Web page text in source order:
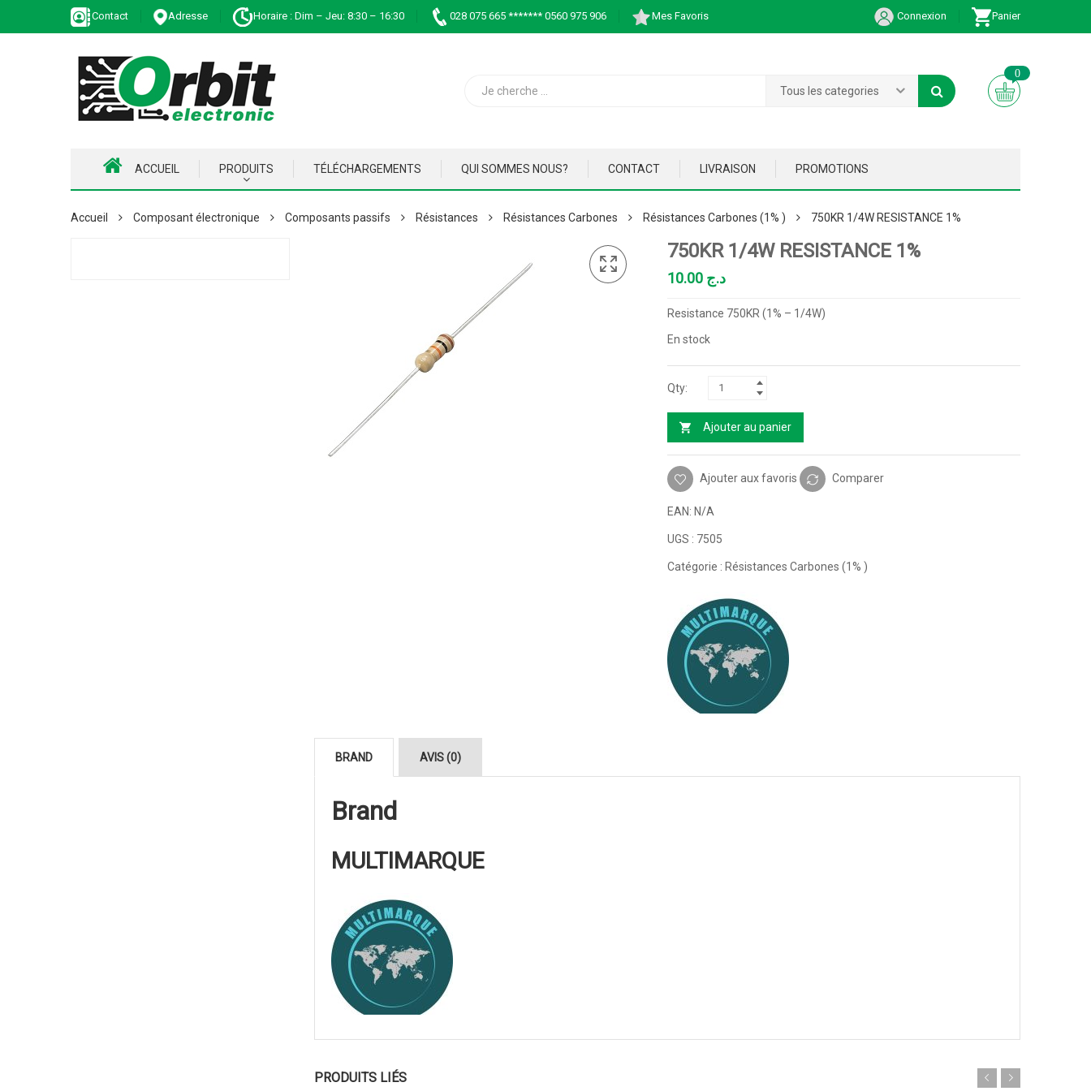
Contact Adresse Horaire : Dim – Jeu: 8:30 – 16:30 028 075 665 ******* 0560 975 906 Mes Favoris Connexion Panier
Tous les categories
0
ACCUEIL PRODUITS TÉLÉCHARGEMENTS QUI SOMMES NOUS? CONTACT LIVRAISON PROMOTIONS
Accueil Composant électronique Composants passifs Résistances Résistances Carbones Résistances Carbones (1% ) 750KR 1/4W RESISTANCE 1%
750KR 1/4W RESISTANCE 1%
د.ج
Resistance 750KR (1% – 1/4W)
En stock
Ajouter au panier
Ajouter aux favoris Comparer
EAN: N/A
UGS : 7505
Catégorie : Résistances Carbones (1% )
BRAND AVIS (0)
Brand
MULTIMARQUE
PRODUITS LIÉS